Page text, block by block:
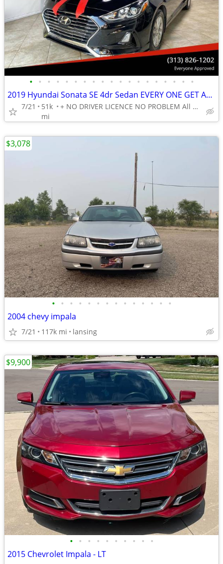
• • • • • • • • • • • • • • • • • • •
2019 Hyundai Sonata SE 4dr Sedan EVERY ONE GET APPROVED 0 DOWN
7/21
51k
mi
+ NO DRIVER LICENCE NO PROBLEM All DONE IN HOUSE PLATE TITLE
• • • • • • • • • • • • • •
2004 chevy impala
7/21 117k mi lansing
$3,078
• • • • • • • • • •
2015 Chevrolet Impala - LT
$9,900